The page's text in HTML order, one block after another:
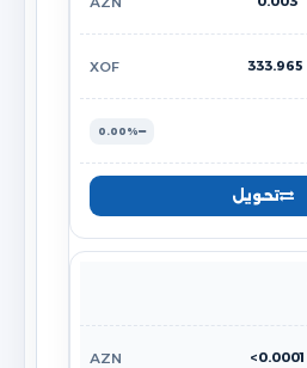
333.965
XOF
0.00%
تحويل
<0.0001
AZN